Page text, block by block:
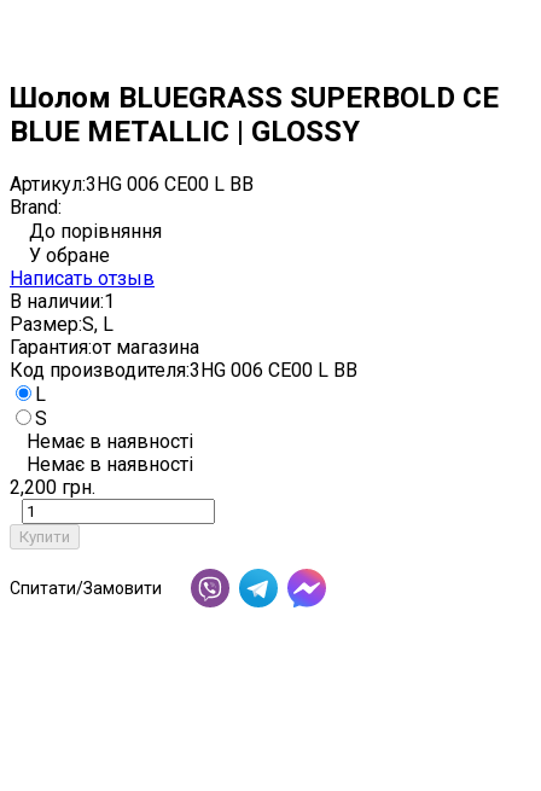
Шолом BLUEGRASS SUPERBOLD CE
BLUE METALLIC | GLOSSY
Артикул:3HG 006 CE00 L BB
Brand:
До порівняння
У обране
Написать отзыв
В наличии:1
Размер:S, L
Гарантия:от магазина
Код производителя:3HG 006 CE00 L BB
L
S
Немає в наявності
Немає в наявності
2,200 грн.
Купити
Спитати/Замовити